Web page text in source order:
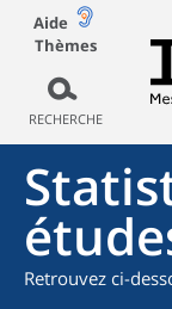
Aide
Thèmes
RECHERCHE
Retrouvez ci-